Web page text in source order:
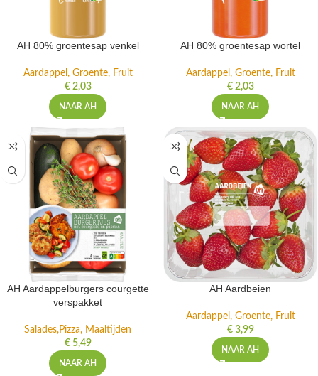
AH 80% groentesap venkel
Aardappel, Groente, Fruit
€2,03
NAAR AH
AH 80% groentesap wortel
Aardappel, Groente, Fruit
€2,03
NAAR AH
AH Aardappelburgers courgette
verspakket
Salades,Pizza, Maaltijden
€5,49
NAAR AH
AH Aardbeien
Aardappel, Groente, Fruit
€3,99
NAAR AH